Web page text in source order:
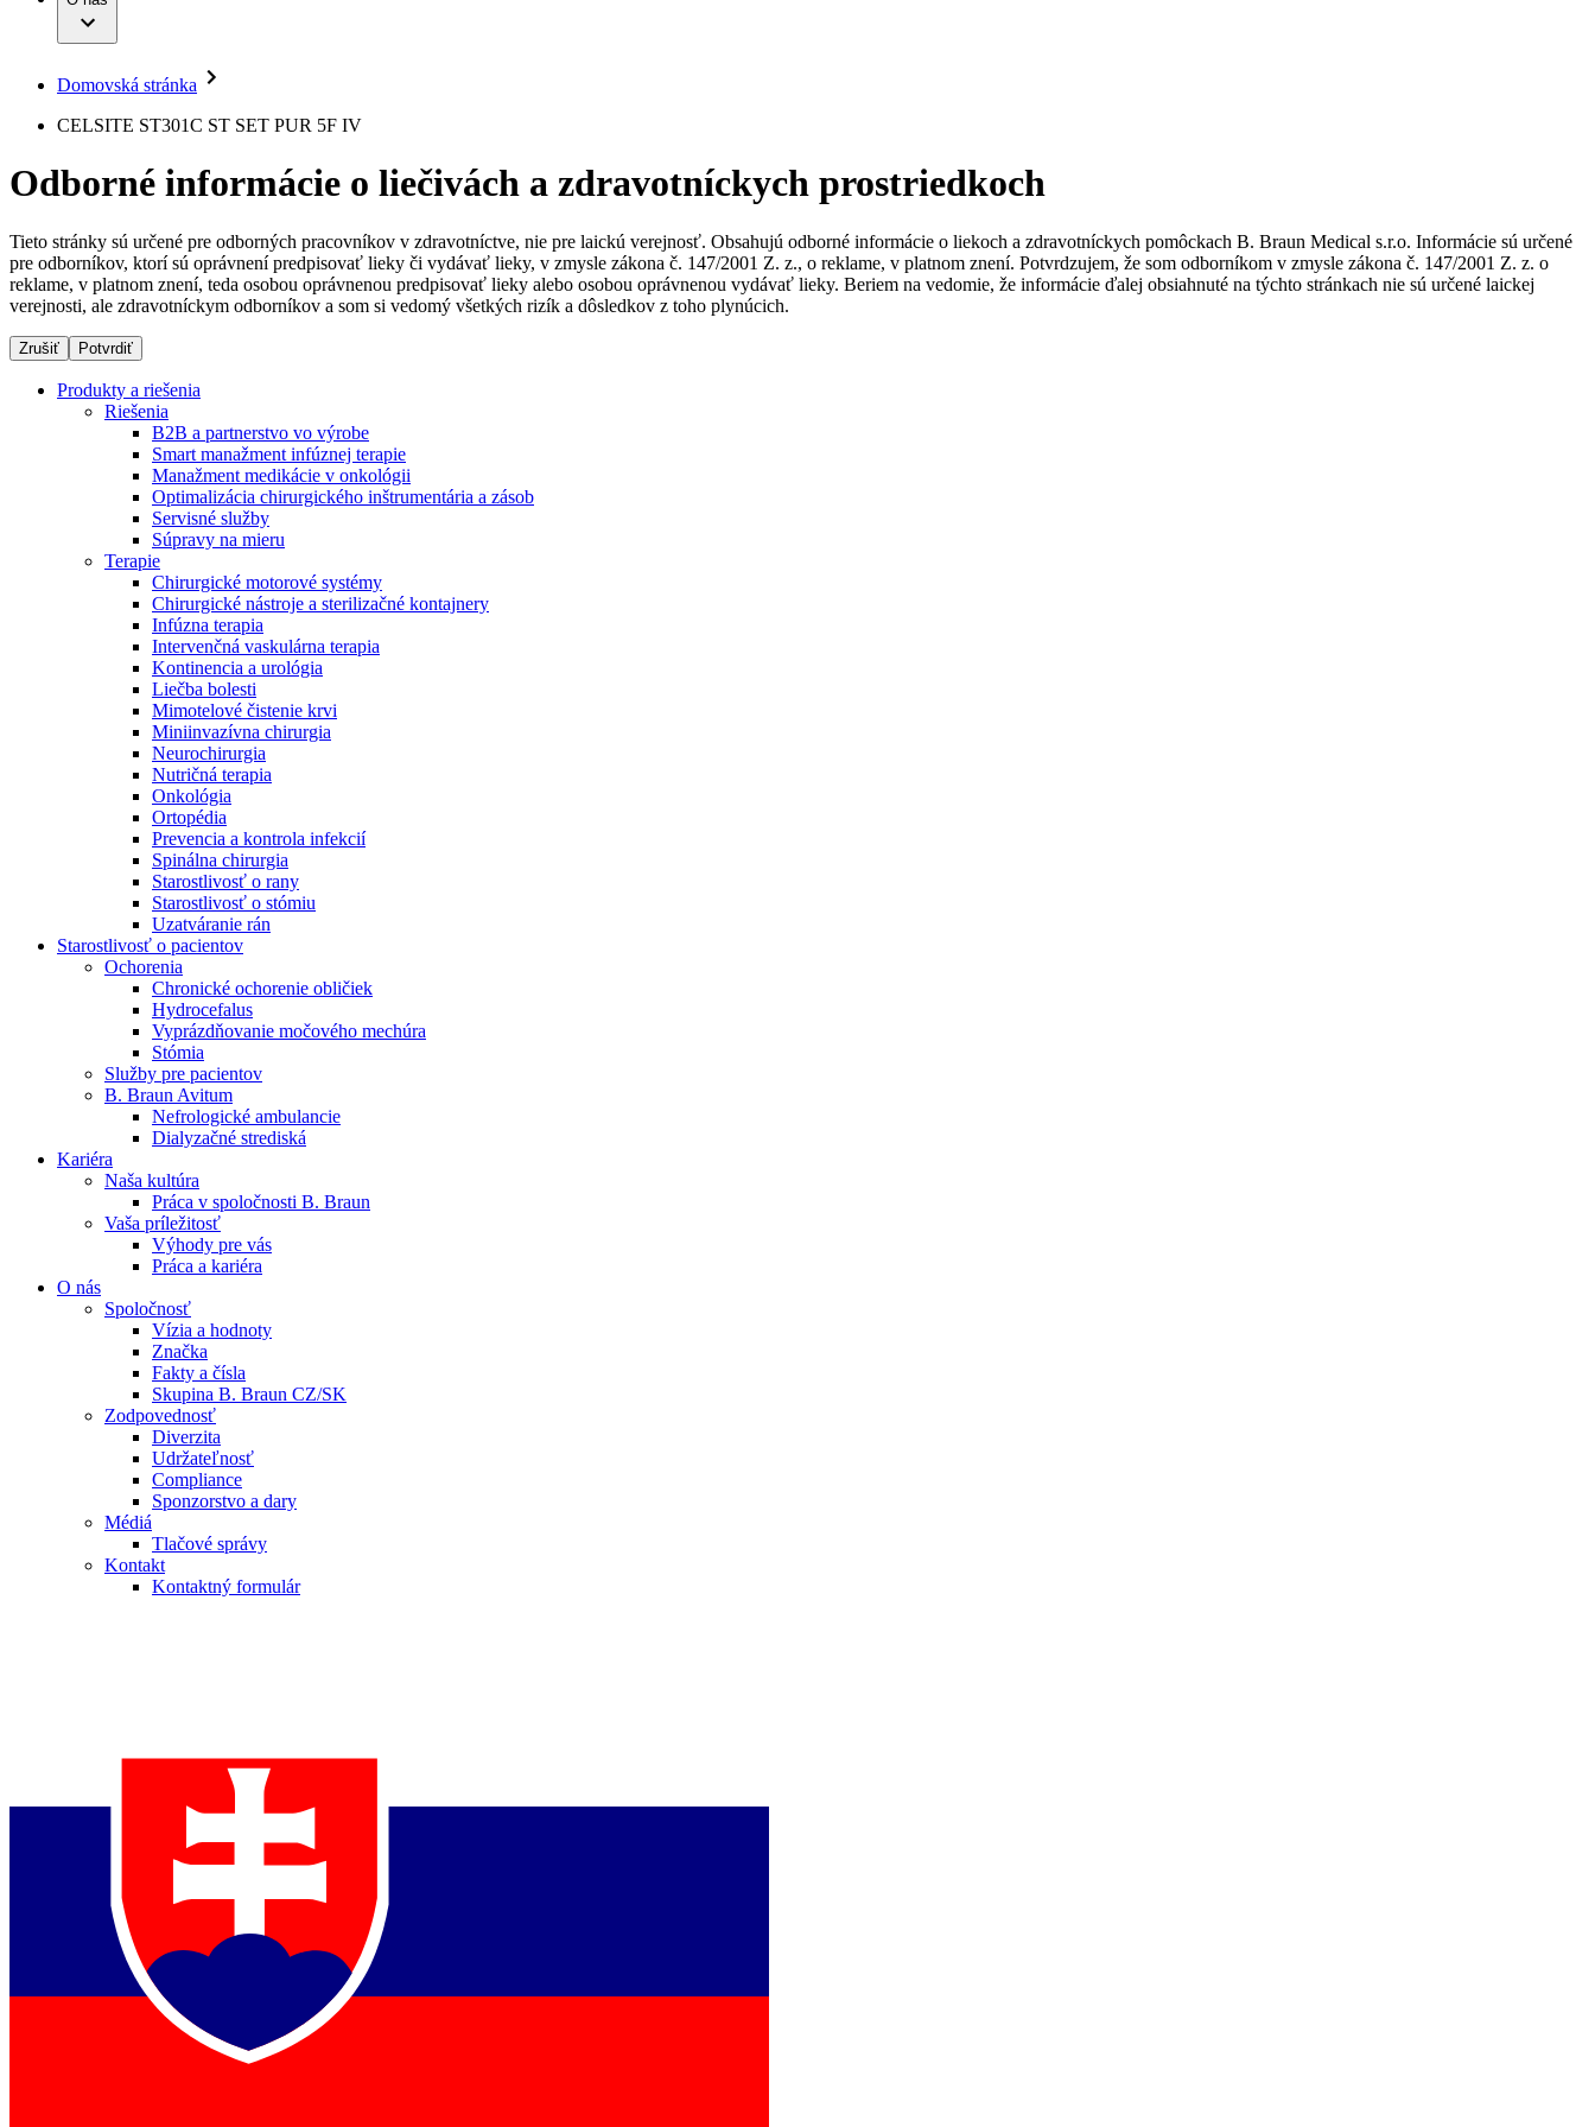
Liečba bolesti
Mimotelové čistenie krvi
Neurochirurgia
Onkológia
Ortopédia
Spinálna chirurgia
Starostlivosť o rany
Starostlivosť o stómiu
Uzatváranie rán
Terapie
Produktový katalóg​
Objavte naše produkty. ​Navštívte produktový katalóg B. Braun​ s našim kompletným produktovým portfóliom.​
Ochorenia
Služby pre pacientov
Dialyzačné strediská
B. Braun Avitum poskytuje kvalitnú dialyzačnú starostlivosť vo všetkých svojich strediskách na Slovensku. Viac informácií nájdete na stránke jednotlivých stredísk.
Vaša príležitosť
Nájdite si prácu u nás​
Objavte svoje kariérne príležitosti ​v B. Braun. Vyhľadajte náš trh práce​ pre zaujímavé pozície na Slovensku.​
Médiá
Tlačové správy
Kontakt
Spoločnosť
Zodpovednosť
Médiá
Kontakt
Kontakt
Zostaňte v dialógu s B. Braun. Kontaktujte nás.
Domovská stránka
CELSITE ST301C ST SET PUR 5F IV
Odborné informácie o liečivách a zdravotníckych prostriedkoch
Tieto stránky sú určené pre odborných pracovníkov v zdravotníctve, nie pre laickú verejnosť. Obsahujú odborné informácie o liekoch a zdravotníckych pomôckach B. Braun Medical s.r.o. Informácie sú určené
pre odborníkov, ktorí sú oprávnení predpisovať lieky či vydávať lieky, v zmysle zákona č. 147/2001 Z. z., o reklame, v platnom znení. Potvrdzujem, že som odborníkom v zmysle zákona č. 147/2001 Z. z. o
reklame, v platnom znení, teda osobou oprávnenou predpisovať lieky alebo osobou oprávnenou vydávať lieky. Beriem na vedomie, že informácie ďalej obsiahnuté na týchto stránkach nie sú určené laickej
verejnosti, ale zdravotníckym odborníkov a som si vedomý všetkých rizík a dôsledkov z toho plynúcich.
Zrušiť Potvrdiť
Produkty a riešenia
Riešenia
B2B a partnerstvo vo výrobe
Smart manažment infúznej terapie
Manažment medikácie v onkológii
Optimalizácia chirurgického inštrumentária a zásob
Servisné služby
Súpravy na mieru
Terapie
Chirurgické motorové systémy
Chirurgické nástroje a sterilizačné kontajnery
Infúzna terapia
Intervenčná vaskulárna terapia
Kontinencia a urológia
Liečba bolesti
Mimotelové čistenie krvi
Miniinvazívna chirurgia
Neurochirurgia
Nutričná terapia
Onkológia
Ortopédia
Prevencia a kontrola infekcií
Spinálna chirurgia
Starostlivosť o rany
Starostlivosť o stómiu
Uzatváranie rán
Starostlivosť o pacientov
Ochorenia
Chronické ochorenie obličiek
Hydrocefalus
Vyprázdňovanie močového mechúra
Stómia
Služby pre pacientov
B. Braun Avitum
Nefrologické ambulancie
Dialyzačné strediská
Kariéra
Naša kultúra
Práca v spoločnosti B. Braun
Vaša príležitosť
Výhody pre vás
Práca a kariéra
O nás
Spoločnosť
Vízia a hodnoty
Značka
Fakty a čísla
Skupina B. Braun CZ/SK
Zodpovednosť
Diverzita
Udržateľnosť
Compliance
Sponzorstvo a dary
Médiá
Tlačové správy
Kontakt
Kontaktný formulár